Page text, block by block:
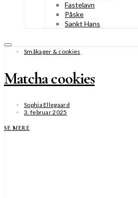
Fastelavn
Påske
Sankt Hans
Småkager & cookies
Matcha cookies
Sophia Ellegaard
3. februar 2025
SE MERE